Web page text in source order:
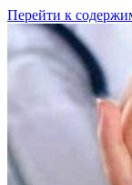
Перейти к